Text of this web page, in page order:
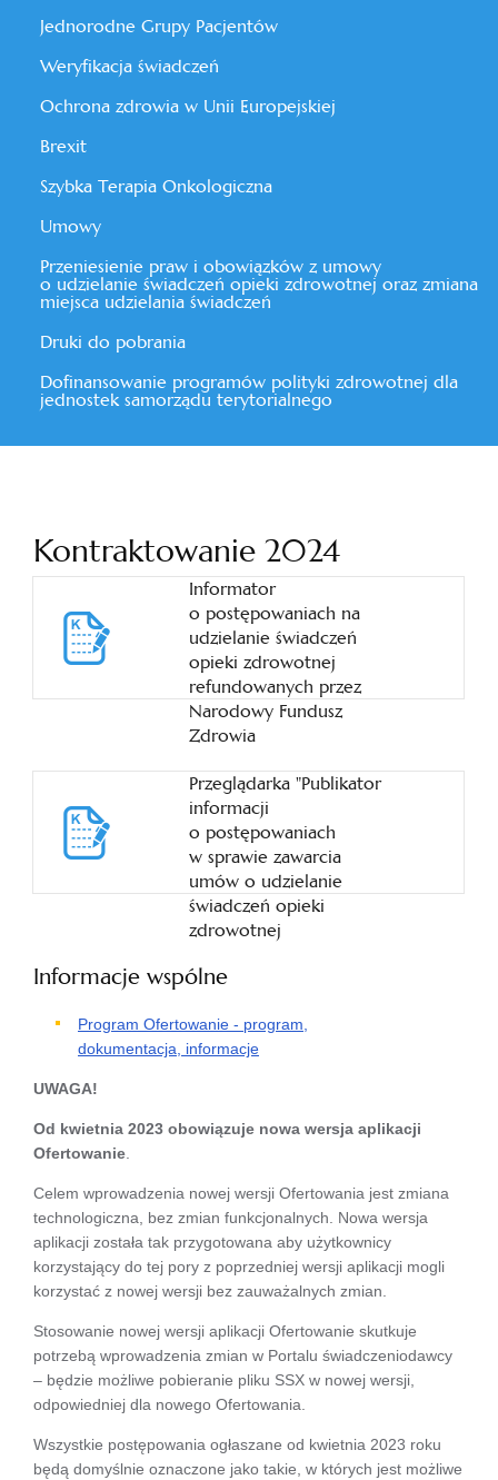
Jednorodne Grupy Pacjentów
Weryfikacja świadczeń
Ochrona zdrowia w Unii Europejskiej
Brexit
Szybka Terapia Onkologiczna
Umowy
Przeniesienie praw i obowiązków z umowy
o udzielanie świadczeń opieki zdrowotnej oraz zmiana
miejsca udzielania świadczeń
Druki do pobrania
Dofinansowanie programów polityki zdrowotnej dla
jednostek samorządu terytorialnego
Kontraktowanie 2024
Informator
o postępowaniach na
udzielanie świadczeń
opieki zdrowotnej
refundowanych przez
Narodowy Fundusz
Zdrowia
Przeglądarka "Publikator
informacji
o postępowaniach
w sprawie zawarcia
umów o udzielanie
świadczeń opieki
zdrowotnej
Informacje wspólne
Program Ofertowanie - program,
dokumentacja, informacje
UWAGA!
Od kwietnia 2023 obowiązuje nowa wersja aplikacji
Ofertowanie
Celem wprowadzenia nowej wersji Ofertowania jest zmiana
technologiczna, bez zmian funkcjonalnych. Nowa wersja
aplikacji została tak przygotowana aby użytkownicy
korzystający do tej pory z poprzedniej wersji aplikacji mogli
korzystać z nowej wersji bez zauważalnych zmian.
Stosowanie nowej wersji aplikacji Ofertowanie skutkuje
potrzebą wprowadzenia zmian w Portalu świadczeniodawcy
– będzie możliwe pobieranie pliku SSX w nowej wersji,
odpowiedniej dla nowego Ofertowania.
Wszystkie postępowania ogłaszane od kwietnia 2023 roku
będą domyślnie oznaczone jako takie, w których jest możliwe